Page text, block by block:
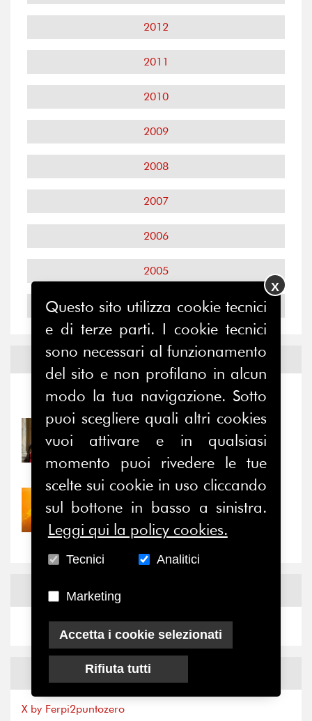
2012
2011
2010
2009
2008
2007
2006
2005
2004
Notizie ed Eventi
Notizie-Eventi
Prima della pausa estiva,
il valore di...
30/07/2026
Nove anni dopo la
“grande cecità”: la...
News
News
X by Ferpi2puntozero
Questo sito utilizza cookie tecnici
e di terze parti. I cookie tecnici
sono necessari al funzionamento
del sito e non profilano in alcun
modo la tua navigazione. Sotto
puoi scegliere quali altri cookies
vuoi attivare e in qualsiasi
momento puoi rivedere le tue
scelte sui cookie in uso cliccando
sul bottone in basso a sinistra.
Leggi qui la policy cookies.
Tecnici Analitici
Marketing
Accetta i cookie selezionati
Rifiuta tutti
X